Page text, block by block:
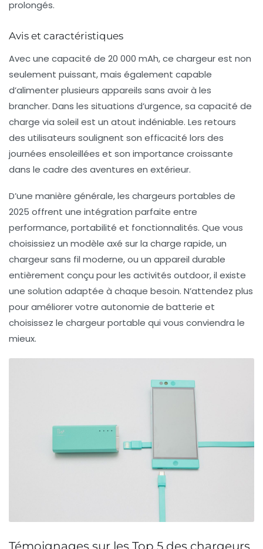
prolongés.
Avis et caractéristiques
Avec une capacité de 20 000 mAh, ce chargeur est non
seulement puissant, mais également capable
d’alimenter plusieurs appareils sans avoir à les
brancher. Dans les situations d’urgence, sa capacité de
charge via soleil est un atout indéniable. Les retours
des utilisateurs soulignent son efficacité lors des
journées ensoleillées et son importance croissante
dans le cadre des aventures en extérieur.
D’une manière générale, les chargeurs portables de
2025 offrent une intégration parfaite entre
performance, portabilité et fonctionnalités. Que vous
choisissiez un modèle axé sur la charge rapide, un
chargeur sans fil moderne, ou un appareil durable
entièrement conçu pour les activités outdoor, il existe
une solution adaptée à chaque besoin. N’attendez plus
pour améliorer votre autonomie de batterie et
choisissez le chargeur portable qui vous conviendra le
mieux.
Témoignages sur les Top 5 des chargeurs